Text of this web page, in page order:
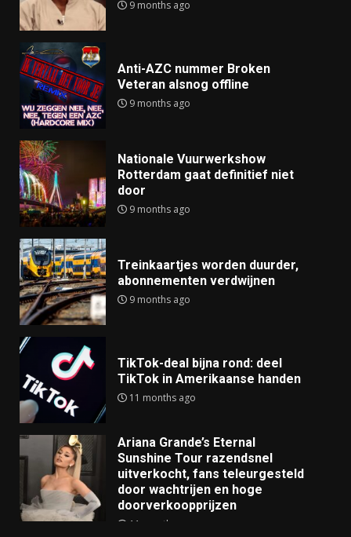
9 months ago
Anti-AZC nummer Broken
Veteran alsnog offline
9 months ago
Nationale Vuurwerkshow
Rotterdam gaat definitief niet
door
9 months ago
Treinkaartjes worden duurder,
abonnementen verdwijnen
9 months ago
TikTok-deal bijna rond: deel
TikTok in Amerikaanse handen
11 months ago
Ariana Grande’s Eternal
Sunshine Tour razendsnel
uitverkocht, fans teleurgesteld
door wachtrijen en hoge
doorverkoopprijzen
11 months ago